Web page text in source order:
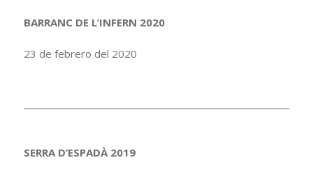
BARRANC DE L’INFERN 2020
23 de febrero del 2020
SERRA D’ESPADÀ 2019